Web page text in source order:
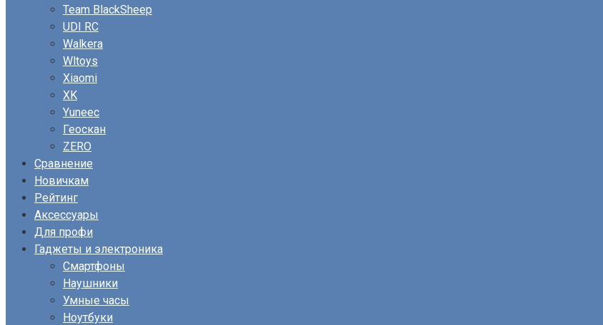
Team BlackSheep
UDI RC
Walkera
Wltoys
Xiaomi
XK
Yuneec
Геоскан
ZERO
Сравнение
Новичкам
Рейтинг
Аксессуары
Для профи
Гаджеты и электроника
Смартфоны
Наушники
Умные часы
Ноутбуки